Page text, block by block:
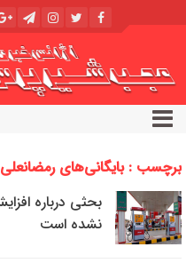
برچسب : بایگانی‌های
شیر پرس
بحثی درباره
نشده است